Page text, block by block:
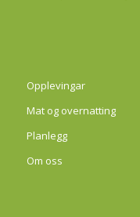
Opplevingar
Mat og overnatting
Planlegg
Om oss